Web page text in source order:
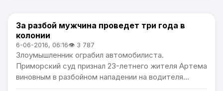
Происшествия
За разбой мужчина проведет три года в
колонии
6-06-2016, 06:16👁 3 787
Злоумышленник ограбил автомобилиста.
Приморский суд признал 23-летнего жителя Артема
виновным в разбойном нападении на водителя...